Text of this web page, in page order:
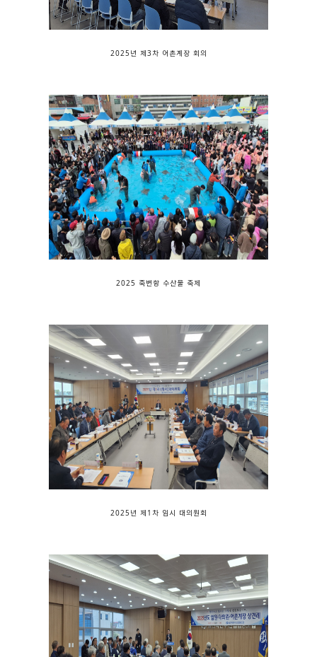
2025년 제3차 어촌계장 회의
2025 죽변항 수산물 축제
2025년 제1차 임시 대의원회